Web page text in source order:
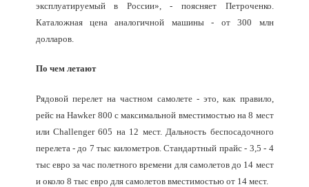
эксплуатируемый в России», - поясняет Петроченко.
Каталожная цена аналогичной машины - от 300 млн
долларов.
По чем летают
Рядовой перелет на частном самолете - это, как правило,
рейс на Hawker 800 с максимальной вместимостью на 8 мест
или Challenger 605 на 12 мест. Дальность беспосадочного
перелета - до 7 тыс километров. Стандартный прайс - 3,5 - 4
тыс евро за час полетного времени для самолетов до 14 мест
и около 8 тыс евро для самолетов вместимостью от 14 мест.